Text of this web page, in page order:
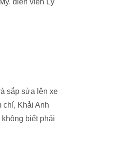
diễn viên Lý
sắp sửa lên xe
chí, Khải Anh
biết phải